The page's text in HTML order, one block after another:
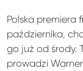
Polska premiera
października,
go już od środy.
prowadzi